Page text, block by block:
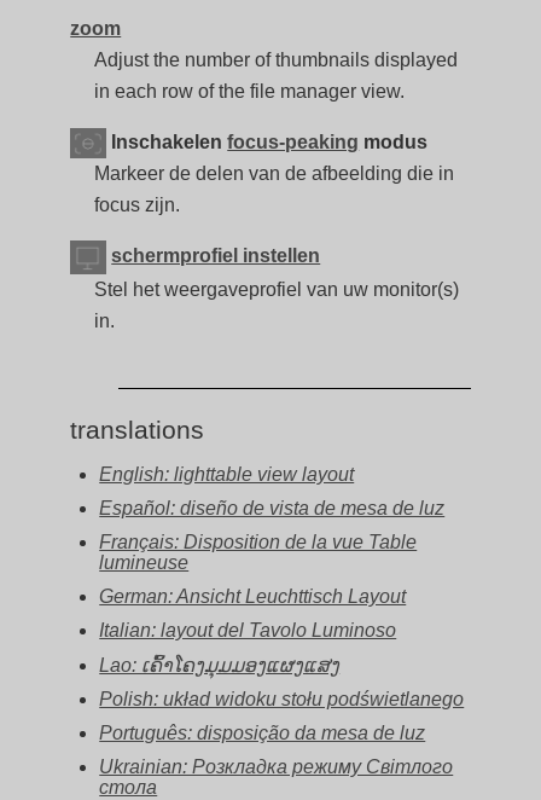
zoom
Adjust the number of thumbnails displayed
in each row of the file manager view.
Inschakelenfocus-peaking modus
Markeer de delen van de afbeelding die in
focus zijn.
schermprofiel instellen
Stel het weergaveprofiel van uw monitor(s)
in.
translations
English: lighttable view layout
Español: diseño de vista de mesa de luz
Français: Disposition de la vue Table
lumineuse
German: Ansicht Leuchttisch Layout
Italian: layout del Tavolo Luminoso
Lao: ເຄົ້າໂຄງມຸມມອງແຜງແສງ
Polish: układ widoku stołu podświetlanego
Português: disposição da mesa de luz
Ukrainian: Розкладка режиму Світлого
стола